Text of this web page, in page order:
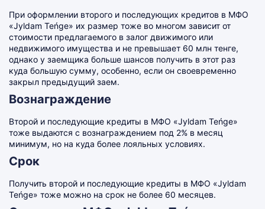
При оформлении второго и последующих кредитов в МФО
«Jyldam Teńge» их размер тоже во многом зависит от
стоимости предлагаемого в залог движимого или
недвижимого имущества и не превышает 60 млн тенге,
однако у заемщика больше шансов получить в этот раз
куда большую сумму, особенно, если он своевременно
закрыл предыдущий заем.
Вознаграждение
Второй и последующие кредиты в МФО «Jyldam Teńge»
тоже выдаются с вознаграждением под 2% в месяц
минимум, но на куда более лояльных условиях.
Срок
Получить второй и последующие кредиты в МФО «Jyldam
Teńge» тоже можно на срок не более 60 месяцев.